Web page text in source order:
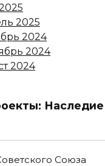
2025
2024
2024
2024
Наследие
Союза